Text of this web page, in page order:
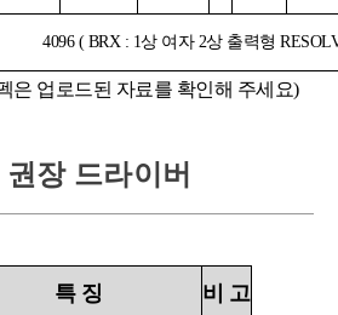
4096 ( BRX : 1상 여자 2상 출력형
은 업로드된 자료를 확인해 주세요)
장 드라이버
특 징 비 고